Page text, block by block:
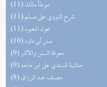
(11) موطأ مالك
(11) شرح النووي على مسلم
(11) عون المعبود
(10) سنن أبي داود
(9) معرفة السنن والآثار
(9) حاشية السندي على ابن ماجه
(8) مصنف عبد الرزاق